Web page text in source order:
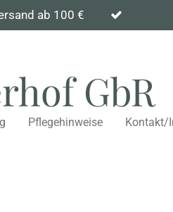
ab 100 €
GbR
Pflegehinweise Kontakt/